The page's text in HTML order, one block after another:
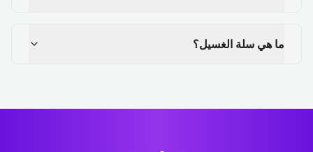
ما هي سلة الغسيل؟